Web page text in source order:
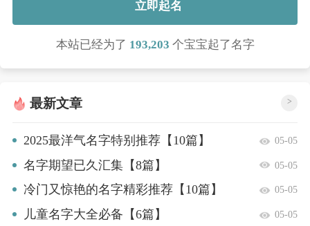
立即起名
本站已经为了 193,203 个宝宝起了名字
最新文章 >
2025最洋气名字特别推荐【10篇】 05-05
名字期望已久汇集【8篇】 05-05
冷门又惊艳的名字精彩推荐【10篇】 05-05
儿童名字大全必备【6篇】 05-05